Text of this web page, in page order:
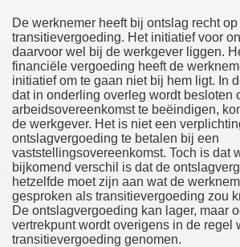
De werknemer heeft bij ontslag recht op
transitievergoeding. Het initiatief voor
daarvoor wel bij de werkgever liggen.
financiële vergoeding heeft de
initiatief om te gaan niet bij hem ligt. In
dat in onderling overleg wordt besloten
arbeidsovereenkomst te beëindigen,
de werkgever. Het is niet een
ontslagvergoeding te betalen bij een
vaststellingsovereenkomst. Toch is dat
bijkomend verschil is dat de
hetzelfde moet zijn aan wat de
gesproken als transitievergoeding zou
De ontslagvergoeding kan lager, maar
vertrekpunt wordt overigens in de regel
transitievergoeding genomen.